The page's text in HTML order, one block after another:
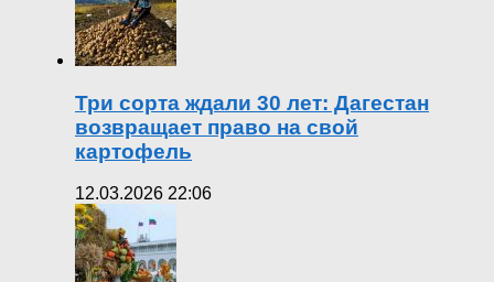
Три сорта ждали 30 лет: Дагестан
возвращает право на свой
картофель
12.03.2026 22:06